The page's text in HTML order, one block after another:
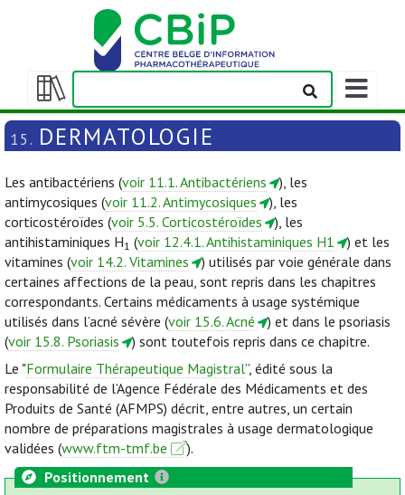
Afficher/masquer
la
table
matières
Afficher/
la
barre
navigation
15. DERMATOLOGIE
Les antibactériens (voir 11.1. Antibactériens
), les
antimycosiques (voir 11.2. Antimycosiques
), les
corticostéroïdes (voir 5.5. Corticostéroïdes
), les
antihistaminiques H1 (voir 12.4.1. Antihistaminiques H1
) et les
vitamines (voir 14.2. Vitamines
) utilisés par voie générale dans
certaines affections de la peau, sont repris dans les chapitres
correspondants. Certains médicaments à usage systémique
utilisés dans l’acné sévère (voir 15.6. Acné
) et dans le psoriasis
(voir 15.8. Psoriasis
) sont toutefois repris dans ce chapitre.
Le "Formulaire Thérapeutique Magistral”, édité sous la
responsabilité de l’Agence Fédérale des Médicaments et des
Produits de Santé (AFMPS) décrit, entre autres, un certain
nombre de préparations magistrales à usage dermatologique
validées (www.ftm-tmf.be
).
Positionnement